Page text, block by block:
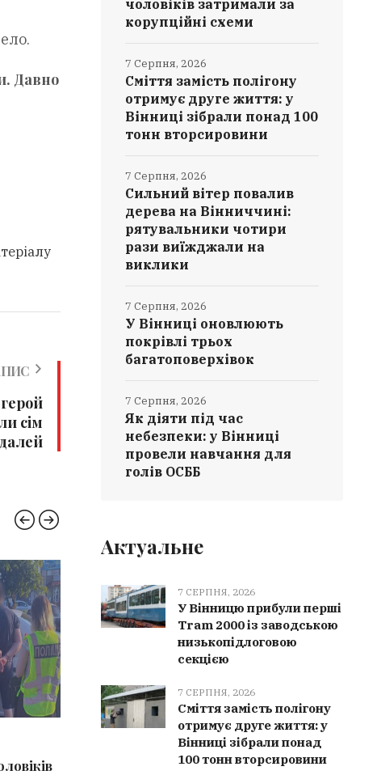
Давно
сім
НОВИНИ ВІННИЦІ
Сміття замість полігону отримує
чоловіків затримали за
корупційні схеми
Сміття замість полігону
отримує друге життя: у
Вінниці зібрали понад 100
тонн вторсировини
7 Серпня, 2026
Сильний вітер повалив
дерева на Вінниччині:
рятувальники чотири
рази виїжджали на
виклики
7 Серпня, 2026
У Вінниці оновлюють
покрівлі трьох
багатоповерхівок
7 Серпня, 2026
Як діяти під час
небезпеки: у Вінниці
провели навчання для
голів ОСББ
7 Серпня, 2026
Актуальне
7 СЕРПНЯ, 2026
У Вінницю прибули перші
Tram 2000 із заводською
низькопідлоговою
секцією
7 СЕРПНЯ, 2026
Сміття замість полігону
отримує друге життя: у
Вінниці зібрали понад
100 тонн вторсировини